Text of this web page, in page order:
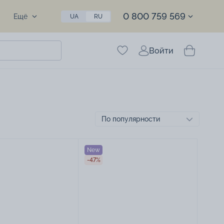
Ещё UA RU 0 800 759 569
Войти
New
-47%